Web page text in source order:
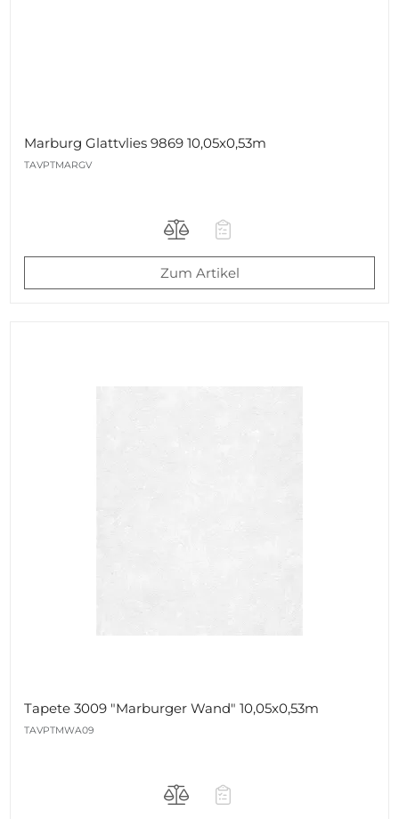
Marburg Glattvlies 9869 10,05x0,53m
TAVPTMARGV
Zum Artikel
Tapete 3009 "Marburger Wand" 10,05x0,53m
TAVPTMWA09